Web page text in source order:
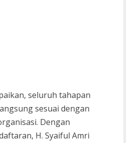
seluruh tahapan
sesuai dengan
Dengan
H. Syaiful Amri